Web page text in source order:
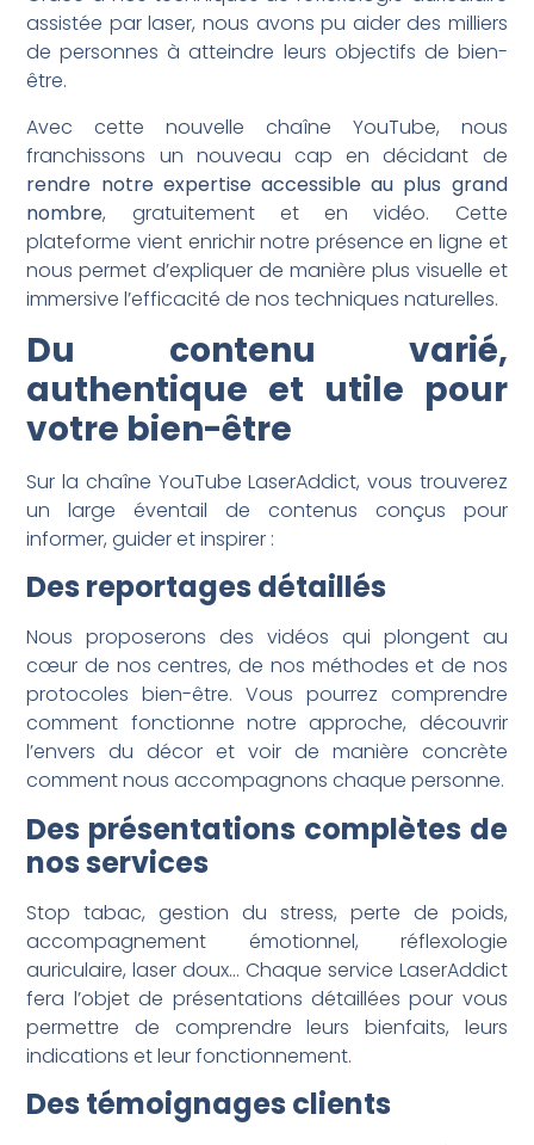
assistée par laser, nous avons pu aider des milliers
de personnes à atteindre leurs objectifs de bien-
être.
Avec cette nouvelle chaîne YouTube, nous
franchissons un nouveau cap en décidant de
rendre notre expertise accessible au plus grand
nombre, gratuitement et en vidéo. Cette
plateforme vient enrichir notre présence en ligne et
nous permet d’expliquer de manière plus visuelle et
immersive l’efficacité de nos techniques naturelles.
Du contenu varié,
authentique et utile pour
votre bien-être
Sur la chaîne YouTube LaserAddict, vous trouverez
un large éventail de contenus conçus pour
informer, guider et inspirer :
Des reportages détaillés
Nous proposerons des vidéos qui plongent au
cœur de nos centres, de nos méthodes et de nos
protocoles bien-être. Vous pourrez comprendre
comment fonctionne notre approche, découvrir
l’envers du décor et voir de manière concrète
comment nous accompagnons chaque personne.
Des présentations complètes de
nos services
Stop tabac, gestion du stress, perte de poids,
accompagnement émotionnel, réflexologie
auriculaire, laser doux… Chaque service LaserAddict
fera l’objet de présentations détaillées pour vous
permettre de comprendre leurs bienfaits, leurs
indications et leur fonctionnement.
Des témoignages clients